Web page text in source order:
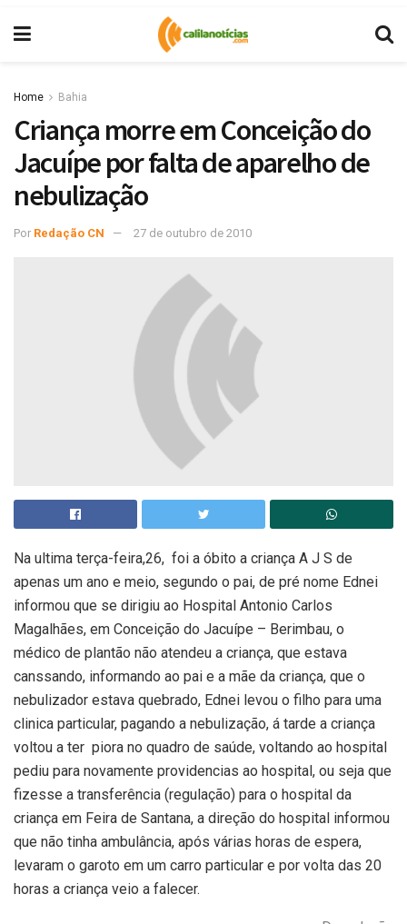
Home Bahia
Criança morre em Conceição do
Jacuípe por falta de aparelho de
nebulização
Por Redação CN 27 de outubro de 2010
Na ultima terça-feira,26, foi a óbito a criança A J S de
apenas um ano e meio, segundo o pai, de pré nome Ednei
informou que se dirigiu ao Hospital Antonio Carlos
Magalhães, em Conceição do Jacuípe – Berimbau, o
médico de plantão não atendeu a criança, que estava
canssando, informando ao pai e a mãe da criança, que o
nebulizador estava quebrado, Ednei levou o filho para uma
clinica particular, pagando a nebulização, á tarde a criança
voltou a ter piora no quadro de saúde, voltando ao hospital
pediu para novamente providencias ao hospital, ou seja que
fizesse a transferência (regulação) para o hospital da
criança em Feira de Santana, a direção do hospital informou
que não tinha ambulância, após várias horas de espera,
levaram o garoto em um carro particular e por volta das 20
horas a criança veio a falecer.